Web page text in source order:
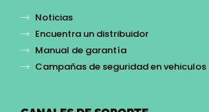
Noticias
Encuentra un distribuidor
Manual de garantía
Campañas de seguridad en vehiculos